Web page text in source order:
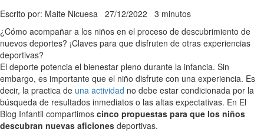
Escrito por: Maite Nicuesa 27/12/2022 3 minutos
¿Cómo acompañar a los niños en el proceso de descubrimiento de
nuevos deportes? ¡Claves para que disfruten de otras experiencias
deportivas?
El deporte potencia el bienestar pleno durante la infancia. Sin
embargo, es importante que el niño disfrute con una experiencia. Es
decir, la practica de una actividad no debe estar condicionada por la
búsqueda de resultados inmediatos o las altas expectativas. En El
Blog Infantil compartimos cinco propuestas para que los niños
descubran nuevas aficiones deportivas.